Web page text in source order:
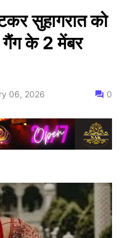
सुहागरात को
गैंग के 2 मेंबर
06, 2026 0